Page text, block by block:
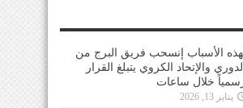
الأسباب إنسحب فريق البرج من
الدوري والإتحاد الكروي يتبلغ القرار
خلال ساعات
يناير 13, 2026